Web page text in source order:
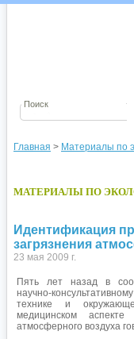
Главная > Материалы по
МАТЕРИАЛЫ ПО
Идентификация
загрязнения
23 мая 2009 г.
Пять лет назад в
научно-
технике и
медицинском аспекте
атмосферного воздуха